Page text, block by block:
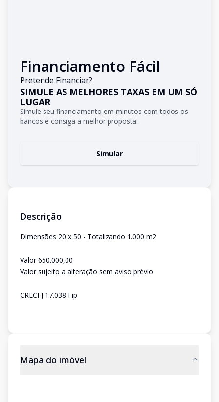
Financiamento Fácil
Pretende Financiar?
SIMULE AS MELHORES TAXAS EM UM SÓ
LUGAR
Simule seu financiamento em minutos com todos os
bancos e consiga a melhor proposta.
Simular
Descrição
Dimensões 20 x 50 - Totalizando 1.000 m2
Valor 650.000,00
Valor sujeito a alteração sem aviso prévio
CRECI J 17.038 Fip
Mapa do imóvel